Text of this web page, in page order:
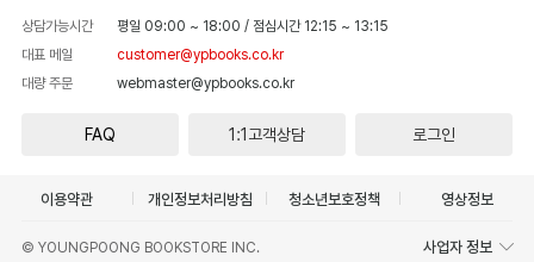
상담가능시간 평일 09:00 ~ 18:00 / 점심시간 12:15 ~ 13:15
대표 메일
customer@ypbooks.co.kr
대량 주문
webmaster@ypbooks.co.kr
FAQ 1:1고객상담 로그인
이용약관 개인정보처리방침 청소년보호정책 영상정보
© YOUNGPOONG BOOKSTORE INC. 사업자 정보